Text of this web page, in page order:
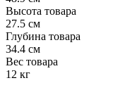
Высота товара
27.5 см
Глубина товара
34.4 см
Вес товара
12 кг